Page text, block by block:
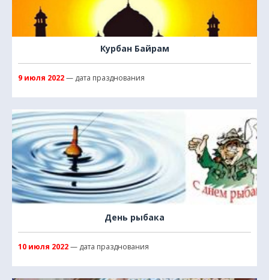
Курбан Байрам
9 июля 2022— дата празднования
День рыбака
10 июля 2022— дата празднования